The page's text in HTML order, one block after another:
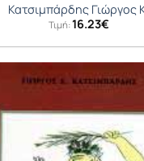
Κατσιμπάρδης Γιώργος
Τιμή:16.23€